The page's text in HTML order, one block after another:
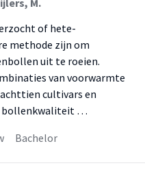
M.
of hete-
methode zijn om
uit te roeien.
van voor­warmte
achttien cultivars en
bollenkwaliteit …
Bachelor